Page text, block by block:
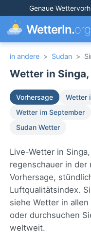
Genaue
WetterIn.org
in andere > Sudan >
Wetter in
Vorhersage
Wetter
Wetter im September
Sudan Wetter
Live-Wetter in
regenschauer in der
Vorhersage,
Luftqualitätsindex.
siehe Wetter in
oder durchsuchen
weltweit.